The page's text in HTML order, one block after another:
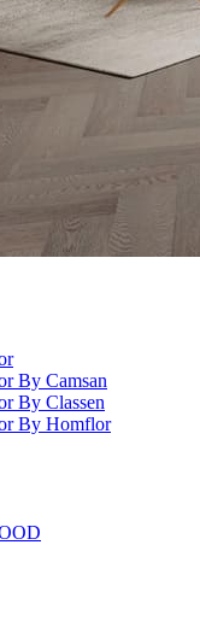
By Camsan
By Classen
By Homflor